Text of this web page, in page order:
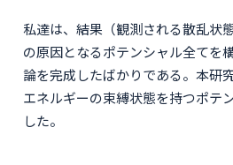
私達は、結果（観測される散乱状
の原因となるポテンシャル全てを
論を完成したばかりである。本研
エネルギーの束縛状態を持つポテ
した。